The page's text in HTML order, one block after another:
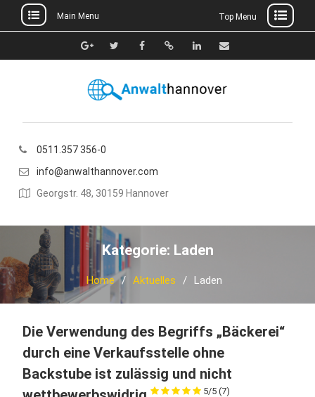
to
Main Menu Top Menu
Google+TwitterFacebook
Xing Linkedin
E-
0511.357 356-0
info@anwalthannover.com
Georgstr. 48, 30159 Hannover
Kategorie: Laden
Home Aktuelles Laden
Die Verwendung des Begriffs „Bäckerei“
durch eine Verkaufsstelle ohne
Backstube ist zulässig und nicht
5/5 (7)